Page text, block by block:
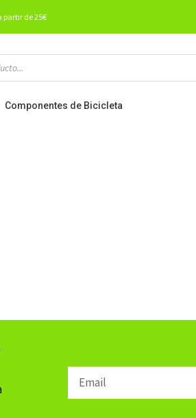
partir de 25€
Componentes de Bicicleta
Email